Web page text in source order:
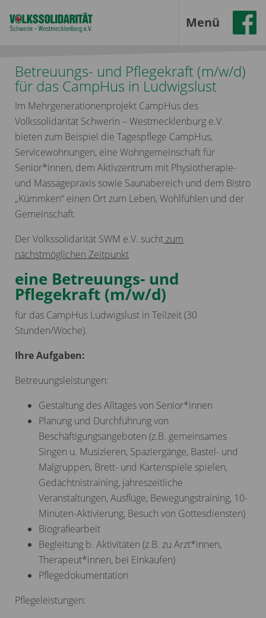
Menü
Betreuungs- und Pflegekraft (m/w/d)
für das CampHus in Ludwigslust
Im Mehrgenerationenprojekt CampHus des
Volkssolidarität Schwerin – Westmecklenburg e.V.
bieten zum Beispiel die Tagespflege CampHus,
Servicewohnungen, eine Wohngemeinschaft für
Senior*innen, dem Aktivzentrum mit Physiotherapie-
und Massagepraxis sowie Saunabereich und dem Bistro
„Kümmken“ einen Ort zum Leben, Wohlfühlen und der
Gemeinschaft.
Der Volkssolidarität SWM e.V. suchtzum
nächstmöglichen Zeitpunkt
eine Betreuungs- und
Pflegekraft (m/w/d)
für das CampHus Ludwigslust in Teilzeit (30
Stunden/Woche).
Ihre Aufgaben:
Betreuungsleistungen:
Gestaltung des Alltages von Senior*innen
Planung und Durchführung von
Beschäftigungsangeboten (z.B. gemeinsames
Singen u. Musizieren, Spaziergänge, Bastel- und
Malgruppen, Brett- und Kartenspiele spielen,
Gedächtnistraining, jahreszeitliche
Veranstaltungen, Ausflüge, Bewegungstraining, 10-
Minuten-Aktivierung, Besuch von Gottesdiensten)
Biografiearbeit
Begleitung b. Aktivitäten (z.B. zu Ärzt*innen,
Therapeut*innen, bei Einkäufen)
Pflegedokumentation
Pflegeleistungen: